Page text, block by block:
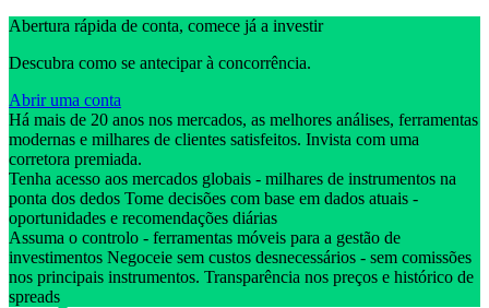
Abertura rápida de conta, comece já a investir
Descubra como se antecipar à concorrência.
Abrir uma conta
Há mais de 20 anos nos mercados, as melhores análises, ferramentas
modernas e milhares de clientes satisfeitos. Invista com uma
corretora premiada.
Tenha acesso aos mercados globais - milhares de instrumentos na
ponta dos dedos Tome decisões com base em dados atuais -
oportunidades e recomendações diárias
Assuma o controlo - ferramentas móveis para a gestão de
investimentos Negoceie sem custos desnecessários - sem comissões
nos principais instrumentos. Transparência nos preços e histórico de
spreads